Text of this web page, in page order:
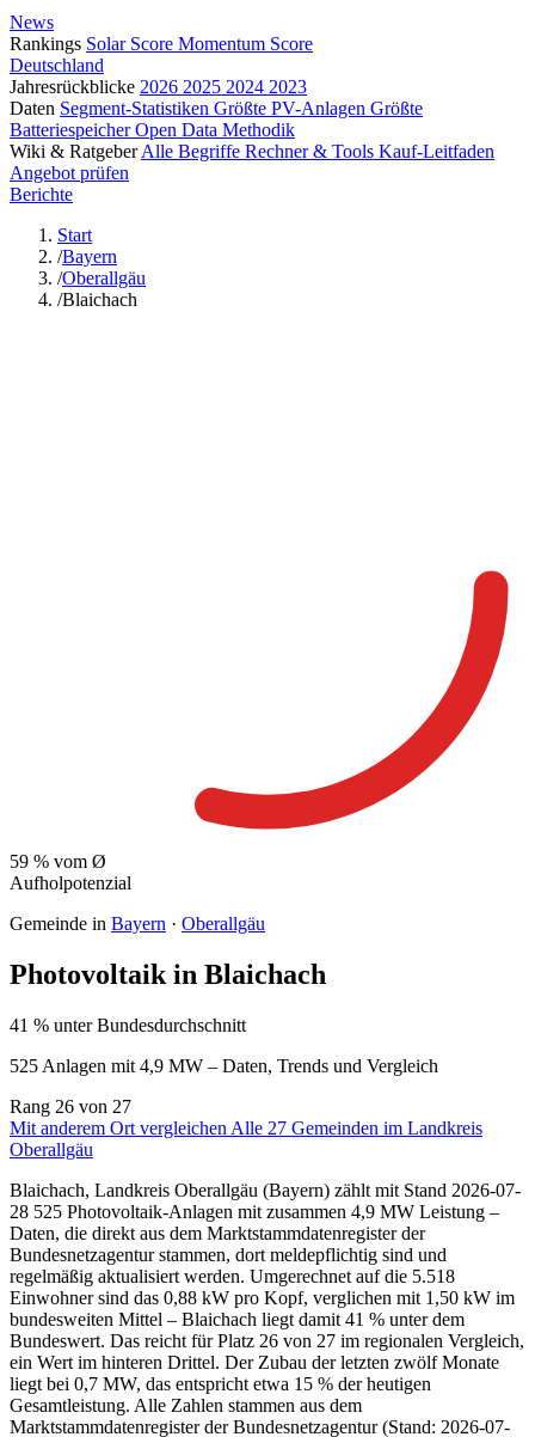
News
Rankings Solar Score Momentum Score
Deutschland
Jahresrückblicke 2026 2025 2024 2023
Daten Segment-Statistiken Größte PV-Anlagen Größte
BatteriespeicherOpen Data Methodik
Wiki & Ratgeber Alle Begriffe Rechner & Tools Kauf-Leitfaden
Angebot prüfen
Berichte
Start
/Bayern
/Oberallgäu
/Blaichach
59 % vom Ø
Aufholpotenzial
Gemeinde in Bayern · Oberallgäu
Photovoltaik in Blaichach
41 % unter Bundesdurchschnitt
525 Anlagen mit 4,9 MW – Daten, Trends und Vergleich
Rang 26 von 27
Mit anderem Ort vergleichen Alle 27 Gemeinden im Landkreis
Oberallgäu
Blaichach, Landkreis Oberallgäu (Bayern) zählt mit Stand 2026-07-
28 525 Photovoltaik-Anlagen mit zusammen 4,9 MW Leistung –
Daten, die direkt aus dem Marktstammdatenregister der
Bundesnetzagentur stammen, dort meldepflichtig sind und
regelmäßig aktualisiert werden. Umgerechnet auf die 5.518
Einwohner sind das 0,88 kW pro Kopf, verglichen mit 1,50 kW im
bundesweiten Mittel – Blaichach liegt damit 41 % unter dem
Bundeswert. Das reicht für Platz 26 von 27 im regionalen Vergleich,
ein Wert im hinteren Drittel. Der Zubau der letzten zwölf Monate
liegt bei 0,7 MW, das entspricht etwa 15 % der heutigen
Gesamtleistung. Alle Zahlen stammen aus dem
Marktstammdatenregister der Bundesnetzagentur (Stand: 2026-07-